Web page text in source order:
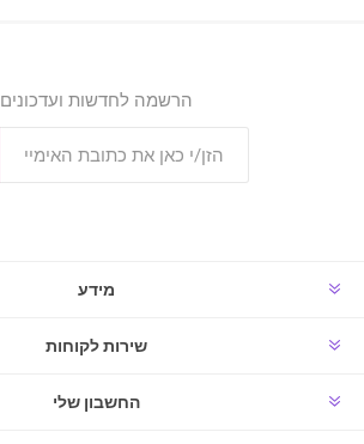
הרשמה לחדשות ועדכונים
מידע
שירות לקוחות
החשבון שלי